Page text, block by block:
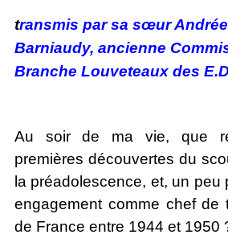
transmis par sa sœur
Barniaudy, ancienne
Branche Louveteaux des
Au soir de ma vie, que
premières découvertes du
la préadolescence, et, un peu
engagement comme chef de
de France entre 1944 et 1950